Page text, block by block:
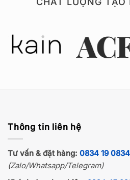
Thông tin liên hệ
Tư vấn & đặt hàng: 0834 19 0834
(Zalo/Whatsapp/Telegram)